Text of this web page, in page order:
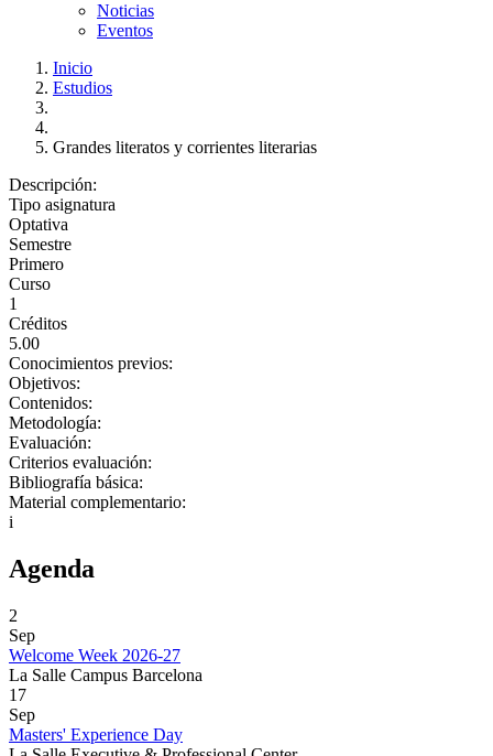
Noticias
Eventos
Inicio
Estudios
Grandes literatos y corrientes literarias
Descripción:
Tipo asignatura
Optativa
Semestre
Primero
Curso
1
Créditos
5.00
Conocimientos previos:
Objetivos:
Contenidos:
Metodología:
Evaluación:
Criterios evaluación:
Bibliografía básica:
Material complementario:
i
Agenda
2
Sep
Welcome Week 2026-27
La Salle Campus Barcelona
17
Sep
Masters' Experience Day